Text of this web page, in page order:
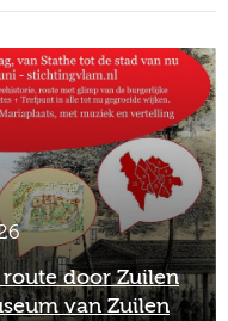
door Zuilen
van Zuilen